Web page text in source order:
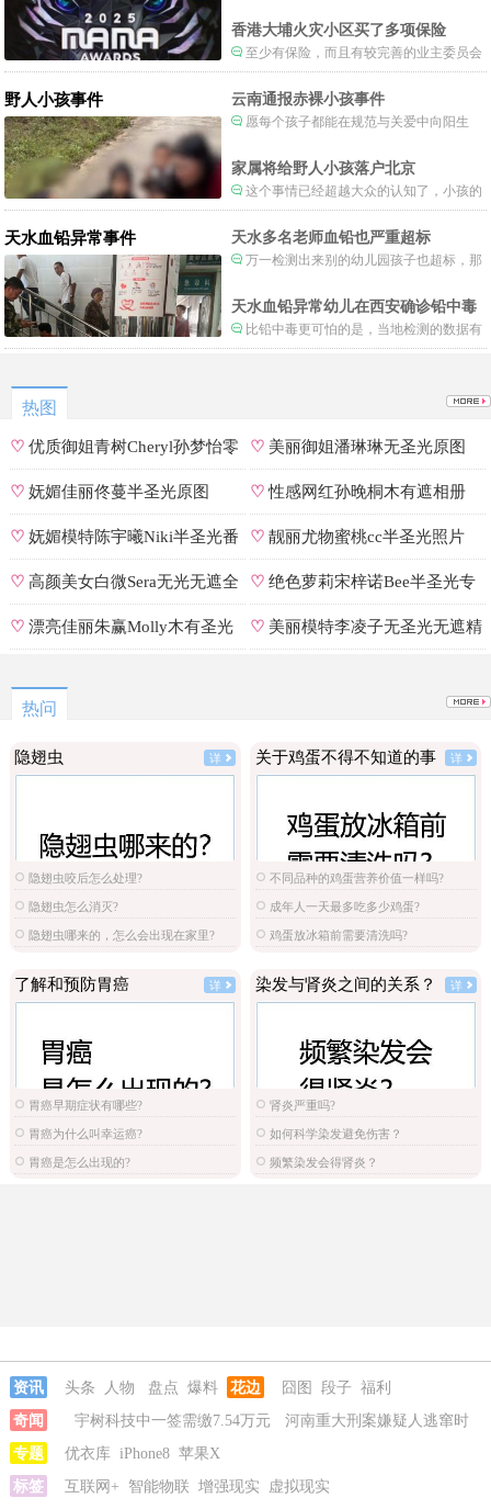
一种保护吧。
香港大埔火灾小区买了多项保险
至少有保险，而且有较完善的业主委员会
制度。
野人小孩事件 云南通报赤裸小孩事件
愿每个孩子都能在规范与关爱中向阳生
家属将给野人小孩落户北京
这个事情已经超越大众的认知了，小孩的
形体和状态已经畸形了，得尽快送医。
天水血铅异常事件 天水多名老师血铅也严重超标
万一检测出来别的幼儿园孩子也超标，那
天水血铅异常幼儿在西安确诊铅中毒
比铅中毒更可怕的是，当地检测的数据有
可能被造假。
热图
♡优质御姐青树Cheryl孙梦怡零
遮罩私拍
♡ 美丽御姐潘琳琳无圣光原图
♡妩媚佳丽佟蔓半圣光原图 ♡性感网红孙晚桐木有遮相册
♡妩媚模特陈宇曦Niki半圣光番
号
♡ 靓丽尤物蜜桃cc半圣光照片
♡高颜美女白微Sera无光无遮全
集
♡ 绝色萝莉宋梓诺Bee半圣光专
辑
♡漂亮佳丽朱赢Molly木有圣光 ♡ 美丽模特李凌子无圣光无遮精
热问
隐翅虫 详
隐翅虫咬后怎么处理?
隐翅虫怎么消灭?
隐翅虫哪来的，怎么会出现在家里?
关于鸡蛋不得不知道的事 详
不同品种的鸡蛋营养价值一样吗?
成年人一天最多吃多少鸡蛋?
鸡蛋放冰箱前需要清洗吗?
了解和预防胃癌 详
胃癌早期症状有哪些?
胃癌为什么叫幸运癌?
胃癌是怎么出现的?
染发与肾炎之间的关系？ 详
肾炎严重吗?
如何科学染发避免伤害？
频繁染发会得肾炎？
资讯 头条 人物 盘点 爆料 花边 囧图 段子 福利
奇闻
宇树科技中一签需缴7.54万元
河南重大刑案嫌疑人逃窜时
伤害多人
专题 优衣库 iPhone8 苹果X
标签
互联网+ 智能物联 增强现实 虚拟现实